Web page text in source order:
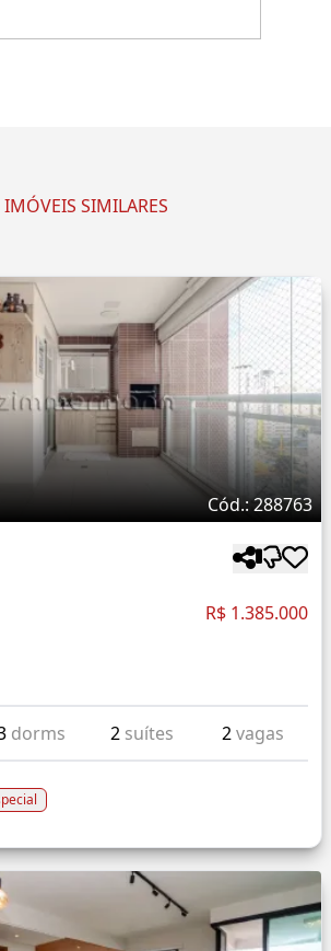
IMÓVEIS SIMILARES
Cód.: 288763
R$ 1.385.000
dorms 2 suítes 2vagas